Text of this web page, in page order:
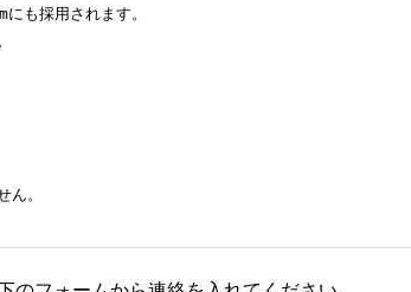
も採用されます。
ん。